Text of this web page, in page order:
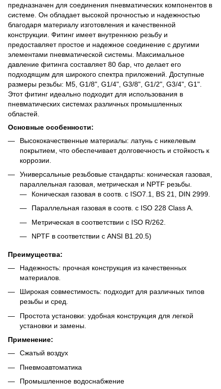
предназначен для соединения пневматических компонентов в
системе. Он обладает высокой прочностью и надежностью
благодаря материалу изготовления и качественной
конструкции. Фитинг имеет внутреннюю резьбу и
предоставляет простое и надежное соединение с другими
элементами пневматической системы. Максимальное
давление фитинга составляет 80 бар, что делает его
подходящим для широкого спектра приложений. Доступные
размеры резьбы: M5, G1/8", G1/4", G3/8", G1/2", G3/4", G1".
Этот фитинг идеально подходит для использования в
пневматических системах различных промышленных
областей.
Основные особенности:
Высококачественные материалы: латунь с никелевым
покрытием, что обеспечивает долговечность и стойкость к
коррозии.
Универсальные резьбовые стандарты: коническая газовая,
параллельная газовая, метрическая и NPTF резьбы.
Коническая газовая в соотв. с ISO7.1, BS 21, DIN 2999.
Параллельная газовая в соотв. с ISO 228 Class A.
Метрическая в соответствии с ISO R/262.
NPTF в соответствии с ANSI B1.20.5)
Преимущества:
Надежность: прочная конструкция из качественных
материалов.
Широкая совместимость: подходит для различных типов
резьбы и сред.
Простота установки: удобная конструкция для легкой
установки и замены.
Применение:
Сжатый воздух
Пневмоавтоматика
Промышленное водоснабжение